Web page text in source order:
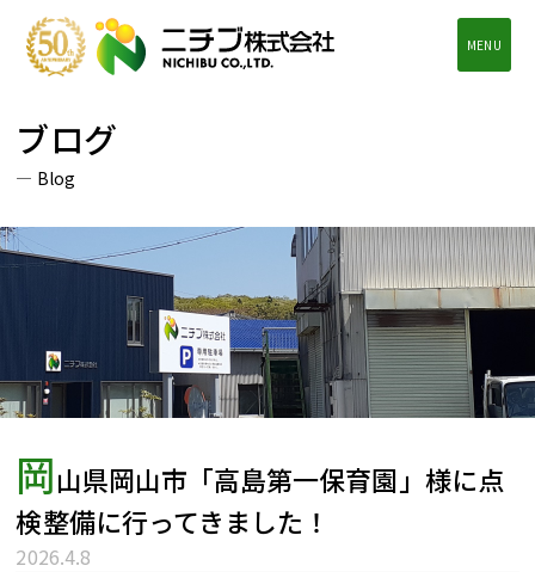
MENU
ブログ
Blog
岡山県岡山市「高島第一保育園」様に点
検整備に行ってきました！
2026.4.8